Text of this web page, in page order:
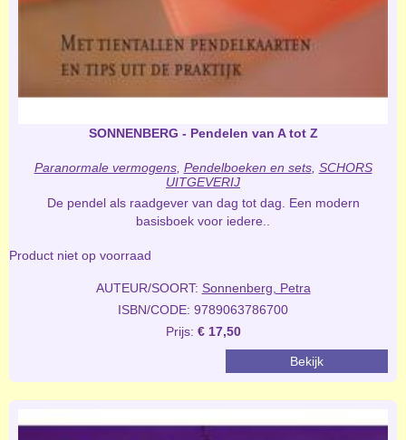
SONNENBERG - Pendelen van A tot Z
Paranormale vermogens, Pendelboeken en sets, SCHORS
UITGEVERIJ
De pendel als raadgever van dag tot dag. Een modern
basisboek voor iedere..
Product niet op voorraad
AUTEUR/SOORT: Sonnenberg, Petra
ISBN/CODE: 9789063786700
Prijs: € 17,50
Bekijk